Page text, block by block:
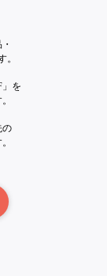
。
」を
の